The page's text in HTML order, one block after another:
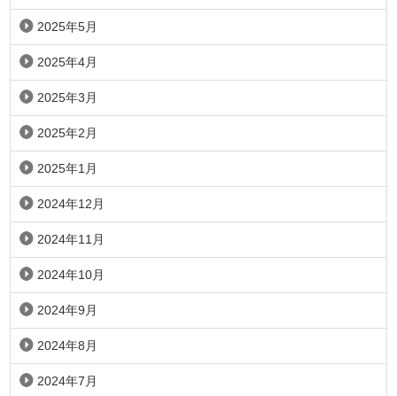
2025年5月
2025年4月
2025年3月
2025年2月
2025年1月
2024年12月
2024年11月
2024年10月
2024年9月
2024年8月
2024年7月